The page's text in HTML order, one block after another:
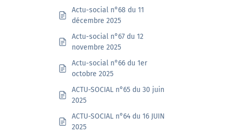
Actu-social n°68 du 11
décembre 2025
Actu-social n°67 du 12
novembre 2025
Actu-social n°66 du 1er
octobre 2025
ACTU-SOCIAL n°65 du 30 juin
2025
ACTU-SOCIAL n°64 du 16 JUIN
2025